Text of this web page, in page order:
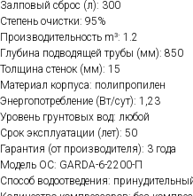
Залповый сброс (л): 300
Степень очистки: 95%
Производительность m³: 1.2
Глубина подводящей трубы (мм): 850
Толщина стенок (мм): 15
Материал корпуса: полипропилен
Энергопотребление (Вт/сут): 1,23
Уровень грунтовых вод: любой
Срок эксплуатации (лет): 50
Гарантия (от производителя): 3 года
Модель ОС: GARDA-6-2200-П
Способ водоотведения: